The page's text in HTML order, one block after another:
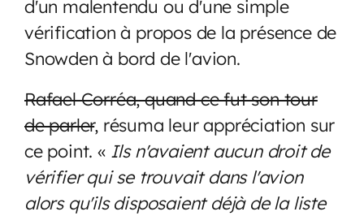
d'un malentendu ou d'une simple
vérification à propos de la présence de
Snowden à bord de l'avion.
Rafael Corréa, quand ce fut son tour
de parler, résuma leur appréciation sur
ce point. « Ils n'avaient aucun droit de
vérifier qui se trouvait dans l'avion
alors qu'ils disposaient déjà de la liste